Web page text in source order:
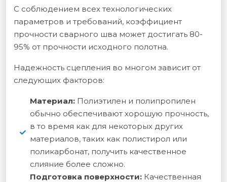
С соблюдением всех технологических
параметров и требований, коэффициент
прочности сварного шва может достигать 80-
95% от прочности исходного полотна.
Надежность сцепления во многом зависит от
следующих факторов:
Материал: Полиэтилен и полипропилен
обычно обеспечивают хорошую прочность,
в то время как для некоторых других
материалов, таких как полистирол или
поликарбонат, получить качественное
слияние более сложно.
Подготовка поверхности: Качественная